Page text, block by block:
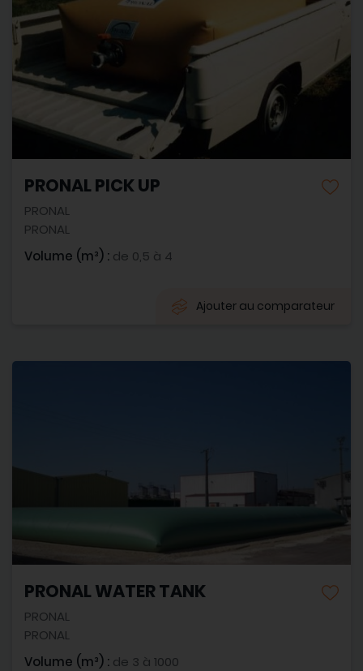
PRONAL PICK UP
PRONAL
PRONAL
Volume (m³) : de 0,5 à 4
Ajouter au comparateur
PRONAL WATER TANK
PRONAL
PRONAL
Volume (m³) : de 3 à 1000